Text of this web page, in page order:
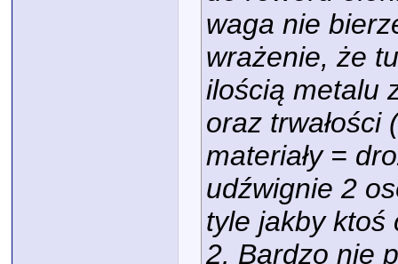
waga nie
wrażenie, że
ilością metalu
oraz trwałości
materiały =
udźwignie 2
tyle jakby ktoś
2. Bardzo nie